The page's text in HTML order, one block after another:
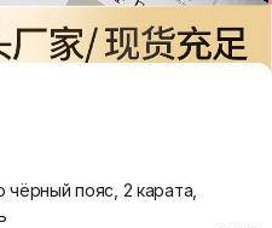
пояс, 2 карата,